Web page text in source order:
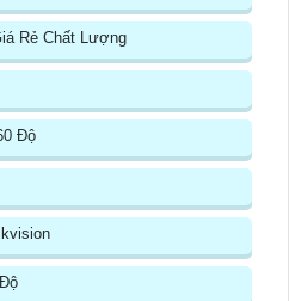
Rẻ Chất Lượng
Độ